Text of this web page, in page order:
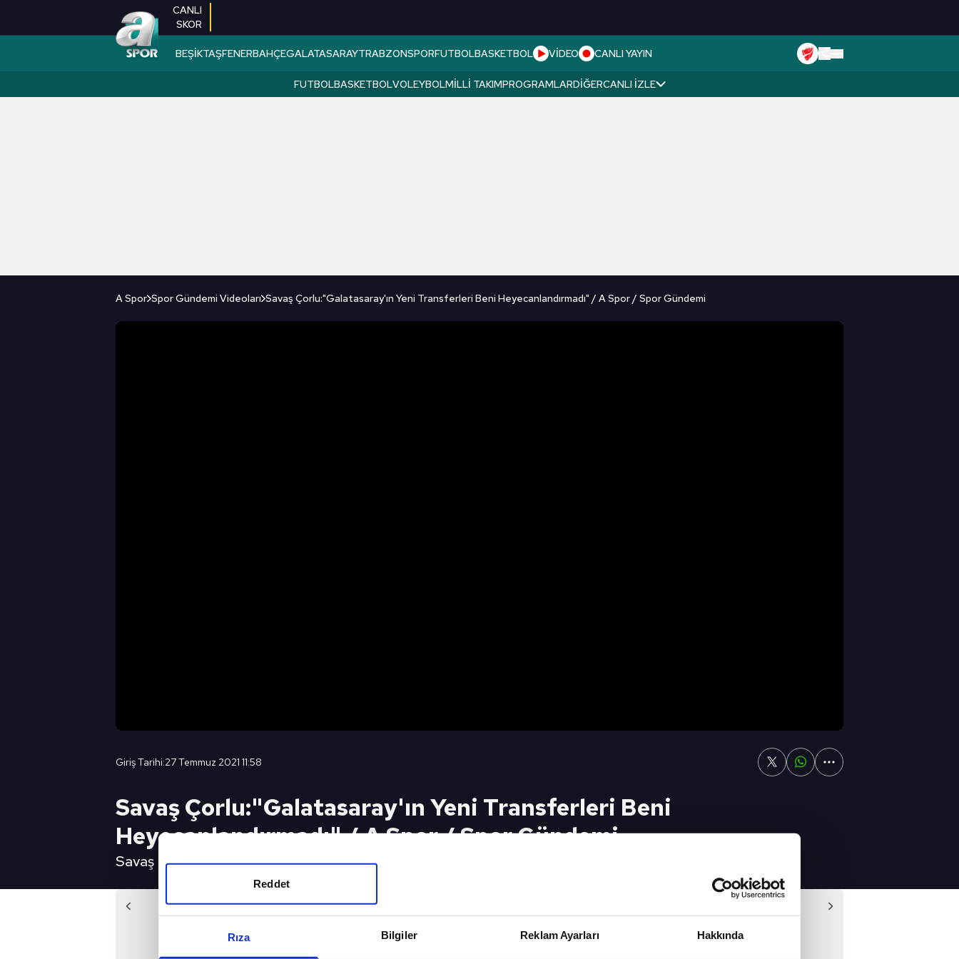
Rıza Bilgiler Reklam Ayarları Hakkında
Reddet
CANLI
SKOR
BEŞİKTAŞFENERBAHÇEGALATASARAYTRABZONSPORFUTBOLBASKETBOL VİDEO CANLI YAYIN
FUTBOLBASKETBOLVOLEYBOLMILLI TAKIMPROGRAMLARDIĞERCANLI İZLE
A Spor Spor Gündemi Videoları Savaş Çorlu:"Galatasaray'ın Yeni Transferleri Beni Heyecanlandırmadı" / A Spor / Spor Gündemi
Giriş Tarihi:27 Temmuz 2021 11:58
Savaş Çorlu:"Galatasaray'ın Yeni Transferleri Beni
Heyecanlandırmadı" / A Spor / Spor Gündemi
Savaş Çorlu:"Galatasaray'ın Yeni Transferleri Beni Heyecanlandırmadı" / A Spor / Spor Gündemi
Önceki Video